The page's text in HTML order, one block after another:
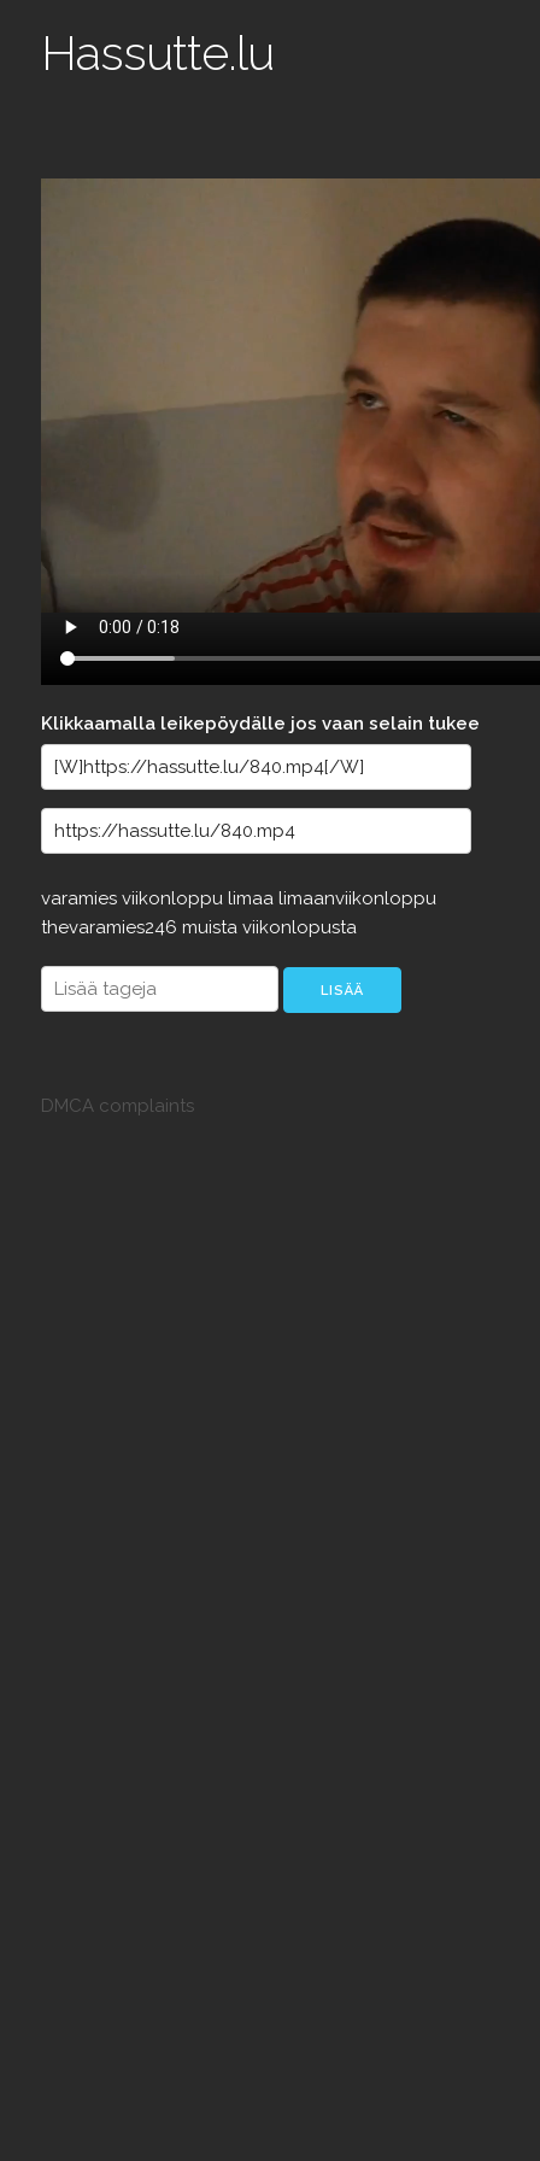
Hassutte.lu
Klikkaamalla leikepöydälle jos vaan selain tukee
varamies viikonloppu limaa limaanviikonloppu
thevaramies246 muista viikonlopusta
DMCA complaints